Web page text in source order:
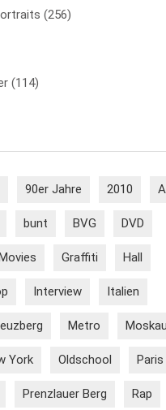
(256)
(114)
90er Jahre 2010
bunt BVG DVD
Graffiti Hall
Interview Italien
Metro Moskau
York Oldschool Paris
Prenzlauer Berg Rap